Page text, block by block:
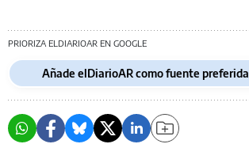
PRIORIZA ELDIARIOAR EN GOOGLE
Añade elDiarioAR como fuente preferida